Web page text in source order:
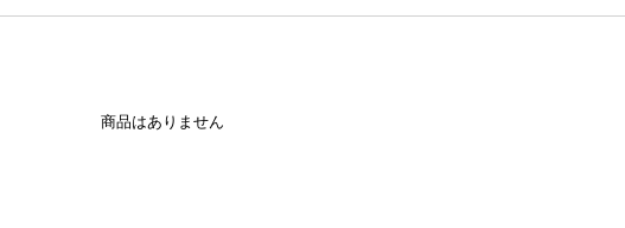
商品はありません